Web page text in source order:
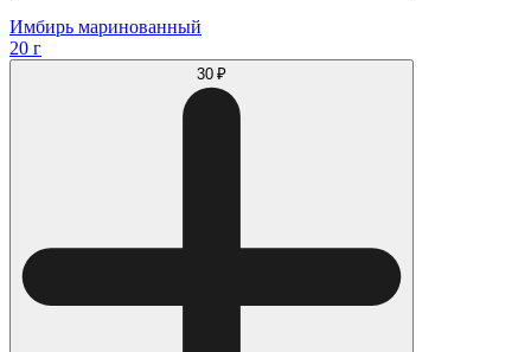
Имбирь маринованный
20 г
30 ₽